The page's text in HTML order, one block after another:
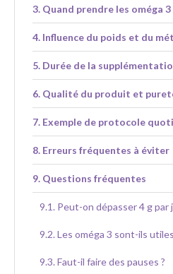
Quand prendre les oméga 3
Influence du poids et du
Durée de la
Qualité du produit et
Exemple de protocole
Erreurs fréquentes à éviter
Questions fréquentes
Peut-on dépasser 4 g par
Les oméga 3 sont-ils
Faut-il faire des pauses ?